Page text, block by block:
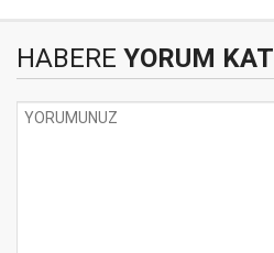
HABERE YORUM KAT